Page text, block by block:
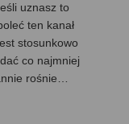
uznasz to
ten kanał
stosunkowo
co najmniej
rośnie…